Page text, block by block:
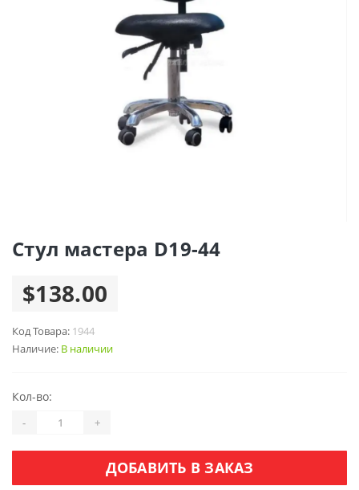
Стул мастера D19-44
$138.00
Код Товара: 1944
Наличие: В наличии
Кол-во:
- +
ДОБАВИТЬ В ЗАКАЗ